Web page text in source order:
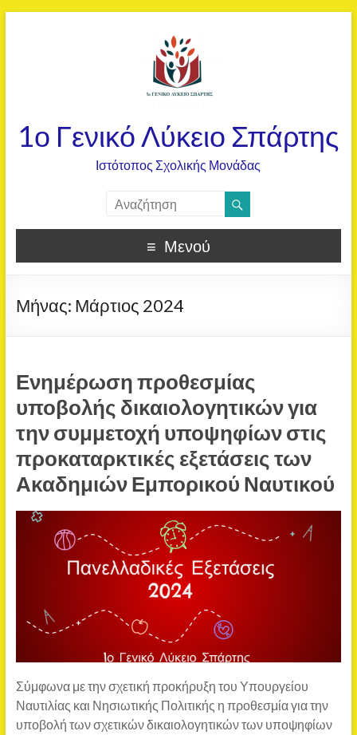
1ο Γενικό Λύκειο Σπάρτης
Ιστότοπος Σχολικής Μονάδας
Μενού
Μήνας: Μάρτιος 2024
Ενημέρωση προθεσμίας
υποβολής δικαιολογητικών για
την συμμετοχή υποψηφίων στις
προκαταρκτικές εξετάσεις των
Ακαδημιών Εμπορικού Ναυτικού
Σύμφωνα με την σχετική προκήρυξη του Υπουργείου
Ναυτιλίας και Νησιωτικής Πολιτικής η προθεσμία για την
υποβολή των σχετικών δικαιολογητικών των υποψηφίων